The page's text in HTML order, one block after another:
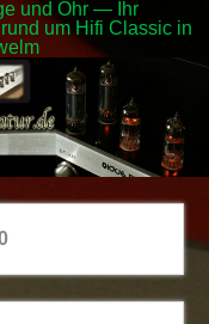
und Ohr — Ihr
um Hifi Classic in